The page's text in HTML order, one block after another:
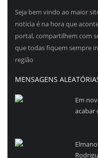
Seja bem vindo ao maior
noticia é na hora que
portal, compartilhem com
que todas fiquem sempre
região
MENSAGENS
Em
acabar